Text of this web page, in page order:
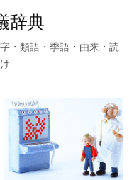
辞典
・類語・季語・由来・読